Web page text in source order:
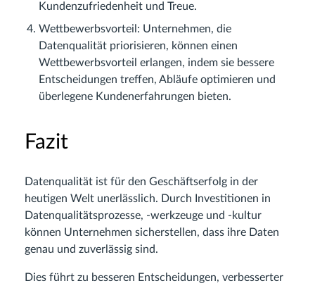
Kundenzufriedenheit und Treue.
Wettbewerbsvorteil: Unternehmen, die
Datenqualität priorisieren, können einen
Wettbewerbsvorteil erlangen, indem sie bessere
Entscheidungen treffen, Abläufe optimieren und
überlegene Kundenerfahrungen bieten.
Fazit
Datenqualität ist für den Geschäftserfolg in der
heutigen Welt unerlässlich. Durch Investitionen in
Datenqualitätsprozesse, -werkzeuge und -kultur
können Unternehmen sicherstellen, dass ihre Daten
genau und zuverlässig sind.
Dies führt zu besseren Entscheidungen, verbesserter